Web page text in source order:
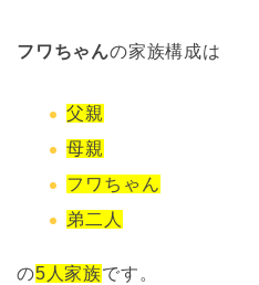
フワちゃんの家族構成は
父親
母親
フワちゃん
弟二人
の5人家族です。